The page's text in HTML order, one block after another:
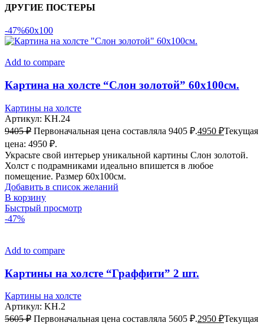
ДРУГИЕ ПОСТЕРЫ
-47%60x100
Add to compare
Картина на холсте “Слон золотой” 60х100см.
Картины на холсте
Артикул: KH.24
9405₽ Первоначальная цена составляла 9405 ₽.4950 ₽Текущая
цена: 4950 ₽.
Украсьте свой интерьер уникальной картины Слон золотой.
Холст с подрамниками идеально впишется в любое
помещение. Размер 60х100см.
Добавить в список желаний
В корзину
Быстрый просмотр
-47%
Add to compare
Картины на холсте “Граффити” 2 шт.
Картины на холсте
Артикул: KH.2
5605₽ Первоначальная цена составляла 5605 ₽.2950 ₽Текущая